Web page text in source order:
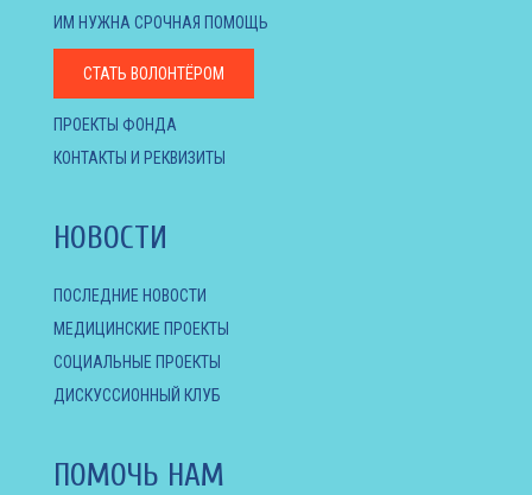
ИМ НУЖНА СРОЧНАЯ ПОМОЩЬ
СТАТЬ ВОЛОНТЁРОМ
ПРОЕКТЫ ФОНДА
КОНТАКТЫ И РЕКВИЗИТЫ
НОВОСТИ
ПОСЛЕДНИЕ НОВОСТИ
МЕДИЦИНСКИЕ ПРОЕКТЫ
СОЦИАЛЬНЫЕ ПРОЕКТЫ
ДИСКУССИОННЫЙ КЛУБ
ПОМОЧЬ НАМ